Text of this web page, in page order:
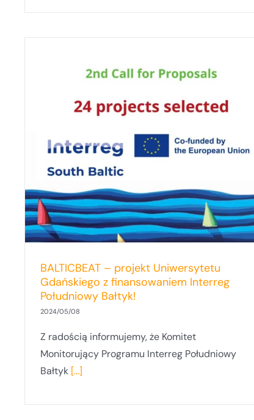
BALTICBEAT – projekt Uniwersytetu
Gdańskiego z finansowaniem Interreg
Południowy Bałtyk!
2024/05/08
Z radością informujemy, że Komitet
Monitorujący Programu Interreg Południowy
Bałtyk [...]
Wojewódzki Urząd Pracy w
zaprasza na VIII Forum
Obserwatorium Rynku Pracy